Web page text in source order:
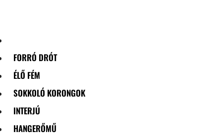
FORRÓ DRÓT
ÉLŐ FÉM
SOKKOLÓ KORONGOK
INTERJÚ
HANGERŐMŰ